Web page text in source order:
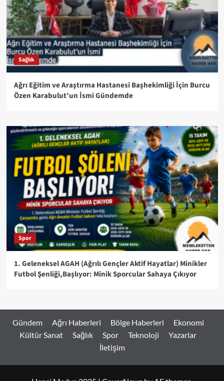
Sağlık
Ağrı Eğitim ve Araştırma Hastanesi Başhekimliği İçin Burcu
Özen Karabulut’un İsmi Gündemde
Spor
1. Geleneksel AGAH (Ağrılı Gençler Aktif Hayatlar) Minikler
Futbol Şenliği,Başlıyor: Minik Sporcular Sahaya Çıkıyor
Gündem Ağrı Haberleri Bölge Haberleri
Ekonomi
Kültür Sanat
Sağlık Spor Teknoloji
Yazarlar
İletişim